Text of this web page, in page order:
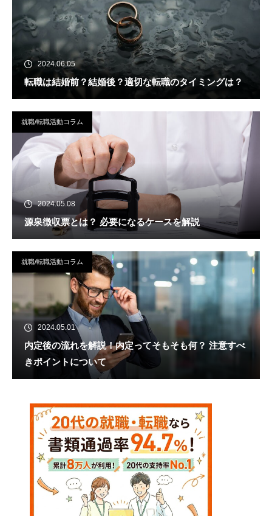
2024.06.05
転職は結婚前？結婚後？適切な転職のタイミングは？
就職/転職活動コラム
2024.05.08
源泉徴収票とは？ 必要になるケースを解説
就職/転職活動コラム
2024.05.01
内定後の流れを解説！内定ってそもそも何？ 注意すべ
きポイントについて